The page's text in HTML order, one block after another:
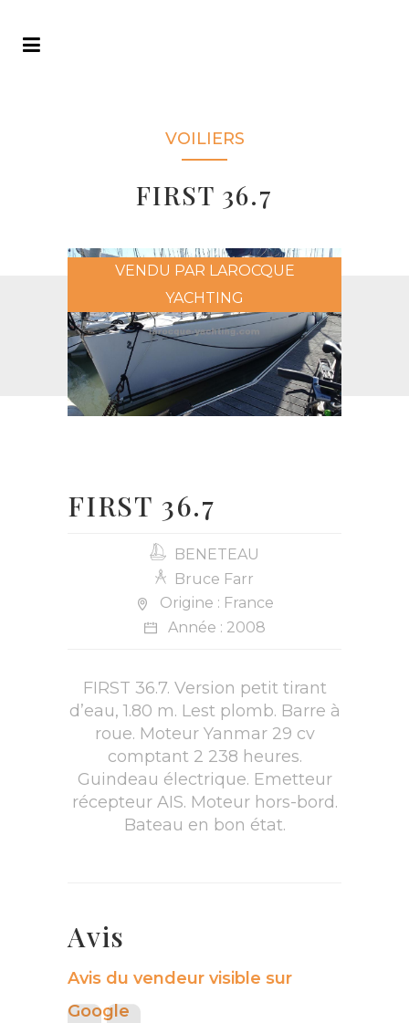
VOILIERS
FIRST 36.7
VENDU PAR LAROCQUE
YACHTING
FIRST 36.7
BENETEAU
Bruce Farr
Origine : France
Année : 2008
FIRST 36.7. Version petit tirant
d’eau, 1.80 m. Lest plomb. Barre à
roue. Moteur Yanmar 29 cv
comptant 2 238 heures.
Guindeau électrique. Emetteur
récepteur AIS. Moteur hors-bord.
Bateau en bon état.
Avis
Avis du vendeur visible sur
Google